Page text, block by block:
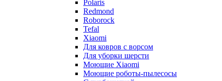
Polaris
Redmond
Roborock
Tefal
Xiaomi
Для ковров с ворсом
Для уборки шерсти
Моющие Xiaomi
Моющие роботы-пылесосы